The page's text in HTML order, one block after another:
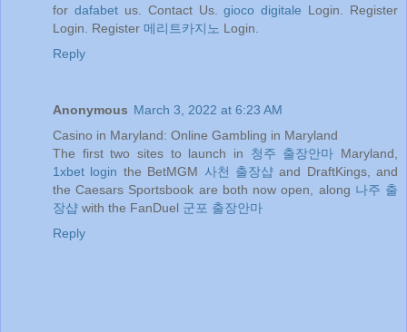
for dafabetus. Contact Us.gioco digitale Login. Register
Login. Register 메리트카지노 Login.
Reply
Anonymous March 3, 2022 at 6:23 AM
Casino in Maryland: Online Gambling in Maryland
The first two sites to launch in 청주 출장안마 Maryland,
1xbet login the BetMGM 사천 출장샵and DraftKings, and
the Caesars Sportsbook are both now open, along 나주 출
장샵 with the FanDuel 군포 출장안마
Reply